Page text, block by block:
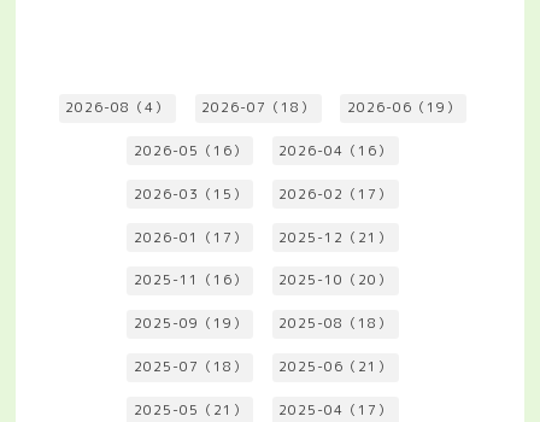
2026-08（4） 2026-07（18） 2026-06（19）
2026-05（16） 2026-04（16）
2026-03（15） 2026-02（17）
2026-01（17） 2025-12（21）
2025-11（16） 2025-10（20）
2025-09（19） 2025-08（18）
2025-07（18） 2025-06（21）
2025-05（21） 2025-04（17）